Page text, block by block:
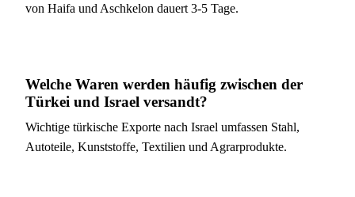
von Haifa und Aschkelon dauert 3-5 Tage.
Welche Waren werden häufig zwischen der
Türkei und Israel versandt?
Wichtige türkische Exporte nach Israel umfassen Stahl,
Autoteile, Kunststoffe, Textilien und Agrarprodukte.